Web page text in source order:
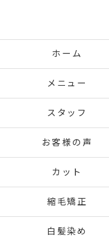
ホーム
メニュー
スタッフ
お客様の声
カット
縮毛矯正
白髪染め